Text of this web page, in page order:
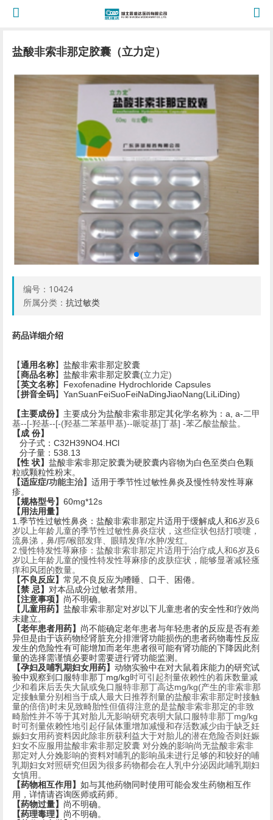
盐酸非索非那定胶囊（立力定）
编号： 10424
所属分类： 抗过敏类
药品详细介绍
【通用名称】盐酸非索非那定胶囊
【商品名称】盐酸非索非那定胶囊(立力定)
【英文名称】Fexofenadine Hydrochloride Capsules
【拼音全码】YanSuanFeiSuoFeiNaDingJiaoNang(LiLiDing)
【主要成份】 主要成分为盐酸非索非那定其化学名称为：a, a-二甲
基--[-羟基--[-(羟基二苯基甲基)--哌啶基]丁基] -苯乙酸盐酸盐。
【成 份】
分子式：C32H39NO4.HCl
分子量：538.13
【性 状】 盐酸非索非那定胶囊为硬胶囊内容物为白色至类白色颗
粒或颗粒性粉末。
【适应症/功能主治】 适用于季节性过敏性鼻炎及慢性特发性荨麻
疹。
【规格型号】 60mg*12s
【用法用量】
1.季节性过敏性鼻炎：盐酸非索非那定片适用于缓解成人和6岁及6
岁以上年龄儿童的季节性过敏性鼻炎症状，这些症状包括打喷嚏，
流鼻涕，鼻/腭/喉部发痒、眼睛发痒/水肿/发红。
2.慢性特发性荨麻疹：盐酸非索非那定片适用于治疗成人和6岁及6
岁以上年龄儿童的慢性特发性荨麻疹的皮肤症状，能够显著减轻瘙
痒和风团的数量。
【不良反应】 常见不良反应为嗜睡、口干、困倦。
【禁 忌】 对本品成分过敏者禁用。
【注意事项】 尚不明确。
【儿童用药】 盐酸非索非那定对岁以下儿童患者的安全性和疗效尚
未建立。
【老年患者用药】 尚不能确定老年患者与年轻患者的反应是否有差
异但是由于该药物经肾脏充分排泄肾功能损伤的患者药物毒性反应
发生的危险性有可能增加而老年患者很可能有肾功能的下降因此剂
量的选择需谨慎必要时需要进行肾功能监测。
【孕妇及哺乳期妇女用药】 动物实验中在对大鼠着床能力的研究试
验中观察到口服特非那丁mg/kg时可引起剂量依赖性的着床数量减
少和着床后丢失大鼠或兔口服特非那丁高达mg/kg(产生的非索非那
定接触量分别相当于成人最大日推荐剂量的盐酸非索非那定时接触
量的倍倍)时未见致畸胎性但值得注意的是盐酸非索非那定的非致
畸胎性并不等于其对胎儿无影响研究表明大鼠口服特非那丁mg/kg
时可剂量依赖性地引起仔鼠体重增加减慢和存活数减少由于缺乏妊
娠妇女用药资料因此除非所获利益大于对胎儿的潜在危险否则妊娠
妇女不应服用盐酸非索非那定胶囊 对分娩的影响尚无盐酸非索非
那定对人分娩影响的资料对哺乳的影响虽未进行足够的和较好的哺
乳期妇女对照研究但因为很多药物都会在人乳中分泌因此哺乳期妇
女慎用。
【药物相互作用】 如与其他药物同时使用可能会发生药物相互作
用，详情请咨询医师或药师。
【药物过量】 尚不明确。
【药理毒理】 尚不明确。